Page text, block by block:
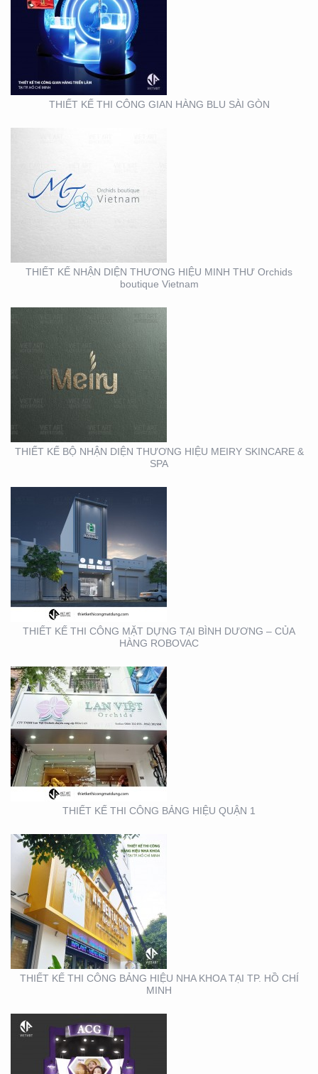
THIẾT KẾ THI CÔNG GIAN HÀNG BLU SÀI GÒN
THIẾT KẾ NHẬN DIỆN
THƯƠNG HIỆU MINH
THƯ ORCHIDS
BOUTIQUE VIETNAM
THIẾT KẾ NHẬN DIỆN THƯƠNG HIỆU MINH THƯ Orchids
boutique Vietnam
THIẾT KẾ BỘ NHẬN
DIỆN THƯƠNG HIỆU
THIẾT KẾ BỘ NHẬN DIỆN THƯƠNG HIỆU MEIRY SKINCARE &
SPA
THIẾT KẾ THI CÔNG
MẶT DỰNG TẠI BÌNH
DƯƠNG – CỦA HÀNG
THIẾT KẾ THI CÔNG MẶT DỰNG TẠI BÌNH DƯƠNG – CỦA
HÀNG ROBOVAC
THIẾT KẾ THI CÔNG
BẢNG HIỆU QUẬN 1
THIẾT KẾ THI CÔNG BẢNG HIỆU QUẬN 1
THIẾT KẾ THI CÔNG
BẢNG HIỆU NHA KHOA
TẠI TP. HỒ CHÍ MINH
THIẾT KẾ THI CÔNG BẢNG HIỆU NHA KHOA TẠI TP. HỒ CHÍ
MINH
THIẾT KẾ THI CÔNG
GIAN HÀNG ACG –
TRIỂN LÃM NHA KHOA
THIẾT KẾ THI CÔNG